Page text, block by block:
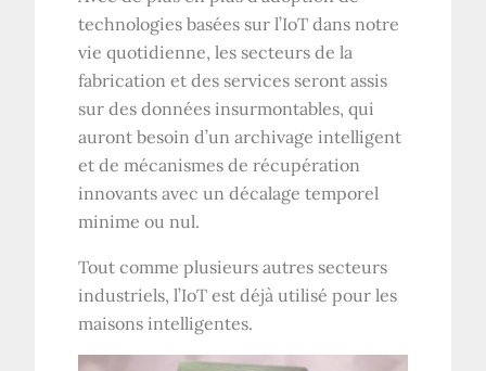
technologies basées sur l’IoT dans notre
vie quotidienne, les secteurs de la
fabrication et des services seront assis
sur des données insurmontables, qui
auront besoin d’un archivage intelligent
et de mécanismes de récupération
innovants avec un décalage temporel
minime ou nul.
Tout comme plusieurs autres secteurs
industriels, l’IoT est déjà utilisé pour les
maisons intelligentes.